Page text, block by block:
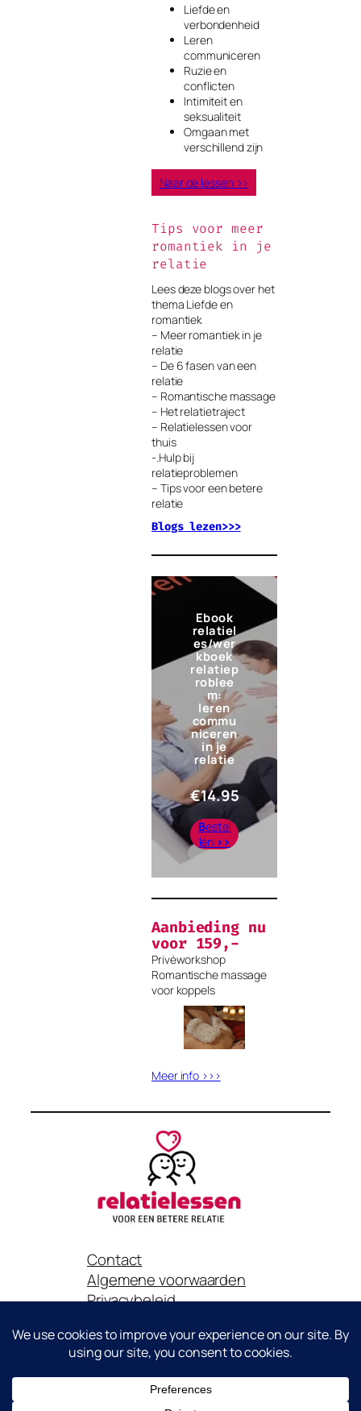
Liefde en
verbondenheid
Leren
communiceren
Ruzie en
conflicten
Intimiteit en
seksualiteit
Omgaan met
verschillend zijn
Naar de lessen >>
Tips voor meer
romantiek in je
relatie
Lees deze blogs over het
thema Liefde en
romantiek
– Meer romantiek in je
relatie
– De 6 fasen van een
relatie
– Romantische massage
– Het relatietraject
– Relatielessen voor
thuis
-.Hulp bij
relatieproblemen
– Tips voor een betere
relatie
Blogs lezen>>>
Ebook
relatiel
es/wer
kboek
relatiep
roblee
m:
leren
commu
niceren
in je
relatie
€14.95
Bestel
len >>
Aanbieding nu
voor 159,-
Privėworkshop
Romantische massage
voor koppels
Meer info >>>
Contact
Algemene voorwaarden
Privacybeleid
Het is niet toegestaan om content van deze website zonder
toestemming van Relatielessen.nl te gebruiken voor eigen